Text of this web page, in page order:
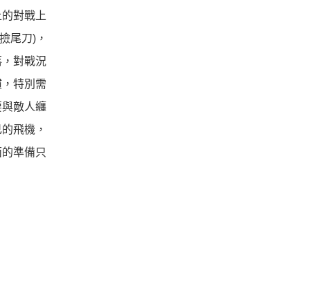
對戰上
尾刀)，
對戰況
特別需
敵人纏
飛機，
準備只